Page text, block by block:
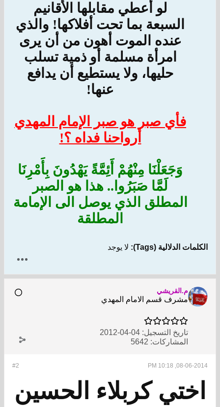
لو أعطي مقابلها الأقانيم
السبعة بما تحت أفلاكها! والذي
عنده الموت أهون من أن يرى
امرأة مسلمة أو ذمية تسلب
حليها، ولا يستطيع أن يدافع
عنها!
فأي صبر هو صبر الإمام المهدي
أرواحنا فداه ؟!
وَجَعَلْنَا مِنْهُمْ أَئِمَّةً يَهْدُونَ بِأَمْرِنَا
لَمَّا صَبَرُوا.. هذا هو الصبر
المطلق الذي يوصل الى الإمامة
المطلقة
الكلمات الدلالية (Tags): لا يوجد
م.القريشي
مشرف قسم الامام المهدي
تاريخ التسجيل: 04-04-2012
المشاركات: 5642
#2 08-06-2014, 10:18 PM
اختي كربلاء الحسين